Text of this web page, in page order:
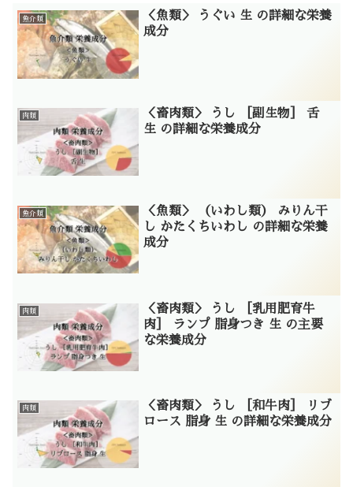
魚介類
＜魚類＞ うぐい 生 の詳細な栄養
成分
肉類
＜畜肉類＞ うし ［副生物］ 舌
生 の詳細な栄養成分
魚介類
＜魚類＞ （いわし類） みりん干
し かたくちいわし の詳細な栄養
成分
肉類
＜畜肉類＞ うし ［乳用肥育牛
肉］ ランプ 脂身つき 生 の主要
な栄養成分
肉類
＜畜肉類＞ うし ［和牛肉］ リブ
ロース 脂身 生 の詳細な栄養成分